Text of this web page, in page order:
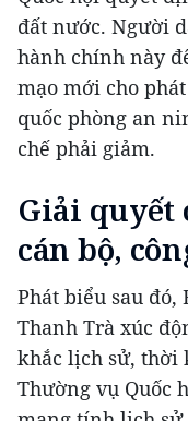
đất nước. Người
hành chính này
mạo mới cho
quốc phòng an
chế phải giảm.
Giải quyết
cán bộ,
Phát biểu sau
Thanh Trà xúc
khắc lịch sử, thời
Thường vụ Quốc